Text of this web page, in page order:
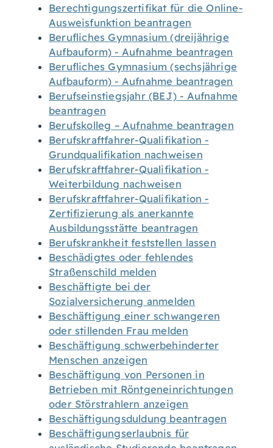
Berechtigungszertifikat für die Online-
Ausweisfunktion beantragen
Berufliches Gymnasium (dreijährige
Aufbauform) - Aufnahme beantragen
Berufliches Gymnasium (sechsjährige
Aufbauform) - Aufnahme beantragen
Berufseinstiegsjahr (BEJ) - Aufnahme
beantragen
Berufskolleg – Aufnahme beantragen
Berufskraftfahrer-Qualifikation -
Grundqualifikation nachweisen
Berufskraftfahrer-Qualifikation -
Weiterbildung nachweisen
Berufskraftfahrer-Qualifikation -
Zertifizierung als anerkannte
Ausbildungsstätte beantragen
Berufskrankheit feststellen lassen
Beschädigtes oder fehlendes
Straßenschild melden
Beschäftigte bei der
Sozialversicherung anmelden
Beschäftigung einer schwangeren
oder stillenden Frau melden
Beschäftigung schwerbehinderter
Menschen anzeigen
Beschäftigung von Personen in
Betrieben mit Röntgeneinrichtungen
oder Störstrahlern anzeigen
Beschäftigungsduldung beantragen
Beschäftigungserlaubnis für